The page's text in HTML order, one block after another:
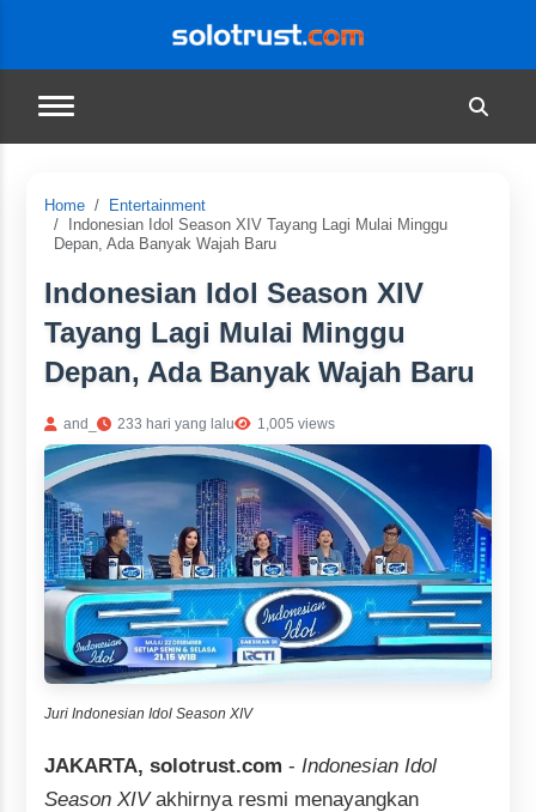
Home
Entertainment
Indonesian Idol Season XIV Tayang Lagi Mulai Minggu
Depan, Ada Banyak Wajah Baru
Indonesian Idol Season XIV
Tayang Lagi Mulai Minggu
Depan, Ada Banyak Wajah Baru
and_ 233 hari yang lalu 1,005 views
Juri Indonesian Idol Season XIV
JAKARTA, solotrust.com- Indonesian Idol
Season XIVakhirnya resmi menayangkan